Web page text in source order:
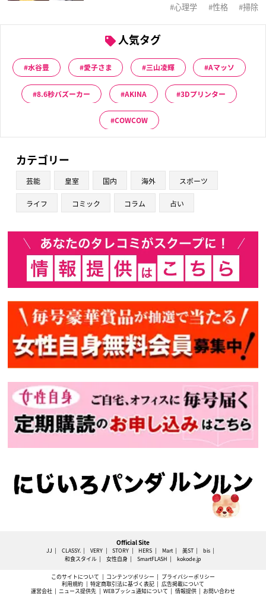
心理学 性格 掃除
人気タグ
水谷豊 愛子さま 三山凌輝 Aマッソ
8.6秒バズーカー AKINA 3Dプリンター
COWCOW
カテゴリー
芸能 皇室 国内 海外 スポーツ
ライフ コミック コラム 占い
Official Site
JJ CLASSY. VERY STORY HERS Mart 美ST
bis
和食スタイル
女性自身 SmartFLASH kokode.jp
このサイトについて コンテンツポリシー
プライバシーポリシー
利用規約
特定商取引法に基づく表記
広告掲載について
運営会社
ニュース提供先 WEBプッシュ通知について 情報提供 お問い合わせ